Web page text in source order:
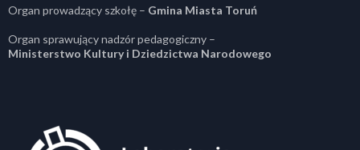
Organ prowadzący szkołę – Gmina Miasta Toruń
Organ sprawujący nadzór pedagogiczny –
Ministerstwo Kultury i Dziedzictwa Narodowego